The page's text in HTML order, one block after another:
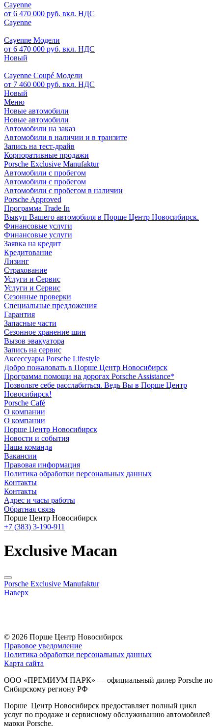
Cayenne
от 6 470 000 руб. вкл. НДС
Cayenne
Cayenne Модели
от 6 470 000 руб. вкл. НДС
Новый
Cayenne Coupé Модели
от 7 460 000 руб. вкл. НДС
Новый
Меню
Новые автомобили
Новые автомобили
Автомобили на заказ
Автомобили в наличии и в транзите
Запись на тест-драйв
Корпоративные продажи
Porsche Exclusive Manufaktur
Автомобили с пробегом
Автомобили с пробегом
Автомобили с пробегом в наличии
Porsche Approved
Программа Trade In
Выкуп Вашего автомобиля в Порше Центр Новосибирск.
Финансовые услуги
Финансовые услуги
Заявка на кредит
Кредитование
Лизинг
Страхование
Услуги и Сервис
Услуги и Сервис
Сезонные проверки
Специальные предложения
Гарантия
Запасные части
Сезонное хранение шин
Вызов эвакуатора
Запись на сервис
Аксессуары Porsche Lifestyle
Добро пожаловать в Порше Центр Новосибирск
Программа помощи на дорогах Porsche Assistance*
Позвольте себе расслабиться. Ведь Вы в Порше Центр
Новосибирск!
Porsche Café
О компании
О компании
Порше Центр Новосибирск
Новости и события
Наша команда
Вакансии
Правовая информация
Политика обработки персональных данных
Контакты
Контакты
Адрес и часы работы
Обратная связь
Порше Центр Новосибирск
+7 (383) 3-190-911
Exclusive Macan
Porsche Exclusive Manufaktur
Наверх
© 2026 Порше Центр Новосибирск
Правовое уведомление
Политика обработки персональных данных
Карта сайта
ООО «ПРЕМИУМ ПАРК» — официальный дилер Porsche по
Сибирскому региону РФ
Порше Центр Новосибирск предоставляет полный цикл
услуг по продаже и сервисному обслуживанию автомобилей
марки Porsche.